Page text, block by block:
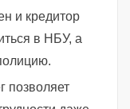
и кредитор
в НБУ, а
позволяет